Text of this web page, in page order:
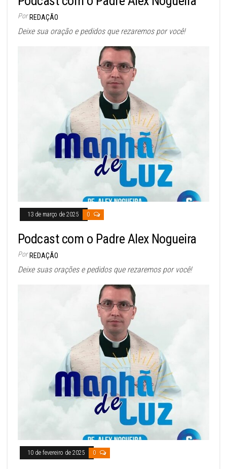
Por REDAÇÃO
Deixe sua oração e pedidos que rezaremos por você!
13 de março de 2025 0
Podcast com o Padre Alex Nogueira
Por REDAÇÃO
Deixe suas orações e pedidos que rezaremos por você!
10 de fevereiro de 2025 0